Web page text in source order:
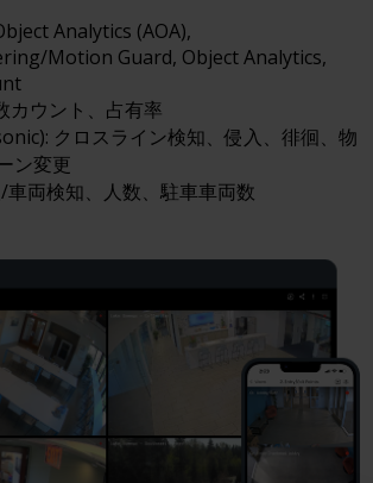
Analytics (AOA),
Motion Guard, Object Analytics,
カウント、占有率
クロスライン検知、侵入、徘徊、物
ン変更
車両検知、人数、駐車車両数